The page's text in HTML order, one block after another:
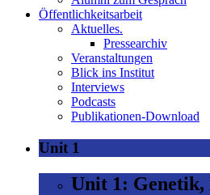
Öffentlichkeitsarbeit
Aktuelles.
Pressearchiv
Veranstaltungen
Blick ins Institut
Interviews
Podcasts
Publikationen-Download
Unit 1
Unit 1: